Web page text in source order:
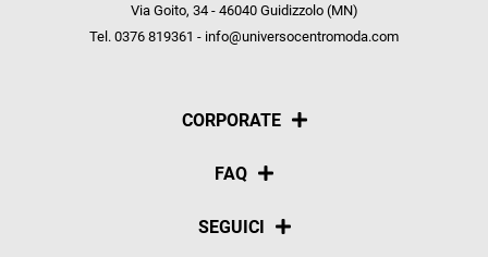
Via Goito, 34 - 46040 Guidizzolo (MN)
Tel. 0376 819361 - info@universocentromoda.com
CORPORATE
Chi siamo
FAQ
Pagamenti
SEGUICI